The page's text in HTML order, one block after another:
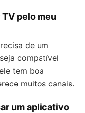
pelo meu
de um
compatível
tem boa
muitos canais.
um aplicativo